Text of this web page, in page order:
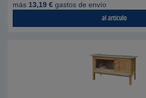
más 13,19 € gastos de envío
al artículo